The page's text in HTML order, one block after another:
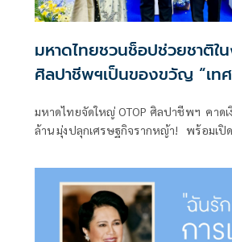
มหาดไทยชวนช็อปช่วยชาติใ
ศิลปาชีพฯเป็นของขวัญ “เท
มหาดไทยจัดใหญ่ OTOP ศิลปาชีพฯ คาดเ
ล้าน มุ่งปลุกเศรษฐกิจรากหญ้า! พร้อมเปิด
ส.ค.นี้ ณ อาคารชาเลนเจอร์ 1 - 3 อิมแพ็ค